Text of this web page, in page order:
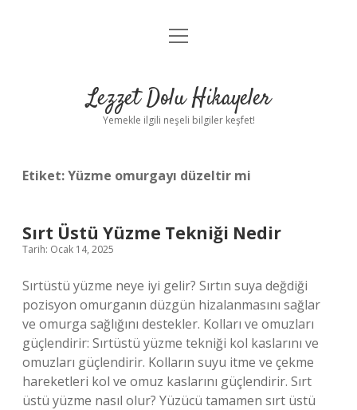
Anasayfa
Yasal Uyarı
menüyü
Lezzet Dolu Hikayeler
Yemekle ilgili neşeli bilgiler keşfet!
Etiket:Yüzme omurgayı düzeltir mi
Sırt Üstü Yüzme Tekniği Nedir
Tarih: Ocak 14, 2025
Sırtüstü yüzme neye iyi gelir? Sırtın suya değdiği
pozisyon omurganın düzgün hizalanmasını sağlar
ve omurga sağlığını destekler. Kolları ve omuzları
güçlendirir: Sırtüstü yüzme tekniği kol kaslarını ve
omuzları güçlendirir. Kolların suyu itme ve çekme
hareketleri kol ve omuz kaslarını güçlendirir. Sırt
üstü yüzme nasıl olur? Yüzücü tamamen sırt üstü